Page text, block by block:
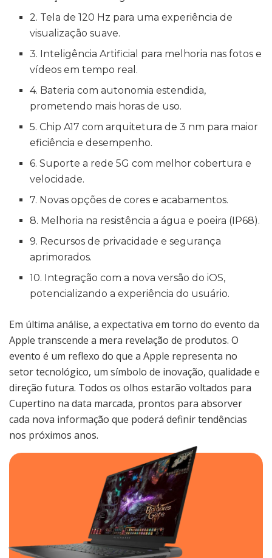
2. Tela de 120 Hz para uma experiência de
visualização suave.
3. Inteligência Artificial para melhoria nas fotos e
vídeos em tempo real.
4. Bateria com autonomia estendida,
prometendo mais horas de uso.
5. Chip A17 com arquitetura de 3 nm para maior
eficiência e desempenho.
6. Suporte a rede 5G com melhor cobertura e
velocidade.
7. Novas opções de cores e acabamentos.
8. Melhoria na resistência a água e poeira (IP68).
9. Recursos de privacidade e segurança
aprimorados.
10. Integração com a nova versão do iOS,
potencializando a experiência do usuário.
Em última análise, a expectativa em torno do evento da
Apple transcende a mera revelação de produtos. O
evento é um reflexo do que a Apple representa no
setor tecnológico, um símbolo de inovação, qualidade e
direção futura. Todos os olhos estarão voltados para
Cupertino na data marcada, prontos para absorver
cada nova informação que poderá definir tendências
nos próximos anos.